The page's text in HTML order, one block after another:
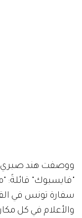
ووصفت هند صبري
"فايسبوك" قائلةً:
سفارة تونس في
والأعلام في كل